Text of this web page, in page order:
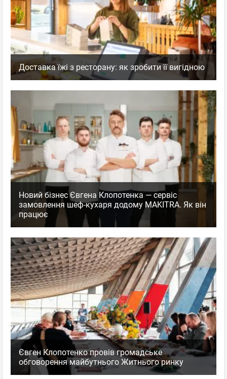
Доставка їжі з ресторану: як зробити її вигідною
Новий бізнес Євгена Клопотенка — сервіс
замовлення шеф-кухаря додому MAKITRA. Як він
працює
Євген Клопотенко провів громадське
обговорення майбутнього Житнього ринку